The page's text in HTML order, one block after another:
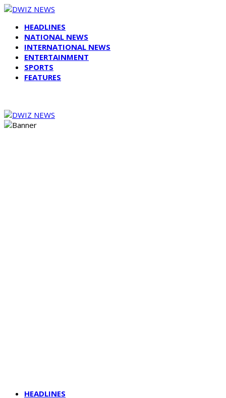
HEADLINES
NATIONAL NEWS
INTERNATIONAL NEWS
ENTERTAINMENT
SPORTS
FEATURES
HEADLINES